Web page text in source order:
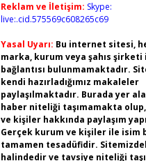
Reklam ve İletişim: Skype:
live:.cid.575569c608265c69
Yasal Uyarı: Bu internet sitesi,
marka, kurum veya şahıs
bağlantısı bulunmamaktadır.
kendi hazırladığımız makaleler
paylaşılmaktadır. Burada yer
haber niteliği taşımamakta
ve kişiler hakkında paylaşım
Gerçek kurum ve kişiler ile isim
tamamen tesadüfidir.
halindedir ve tavsiye niteliği